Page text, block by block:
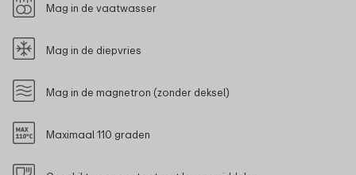
Mag in de vaatwasser
Mag in de diepvries
Mag in de magnetron (zonder deksel)
Maximaal 110 graden